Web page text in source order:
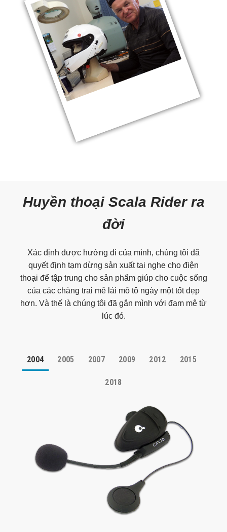
Huyền thoại Scala Rider ra
đời
Xác định được hướng đi của mình, chúng tôi đã
quyết định tạm dừng sản xuất tai nghe cho điện
thoại để tập trung cho sản phẩm giúp cho cuộc sống
của các chàng trai mê lái mô tô ngày một tốt đẹp
hơn. Và thế là chúng tôi đã gắn mình với đam mê từ
lúc đó.
2004 2005 2007 2009 2012 2015
2018